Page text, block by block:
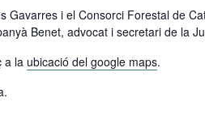
Gavarres i el Consorci Forestal de
Benet, advocat i secretari de la
a la ubicació del google maps.